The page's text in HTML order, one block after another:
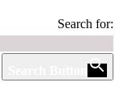
Search for: